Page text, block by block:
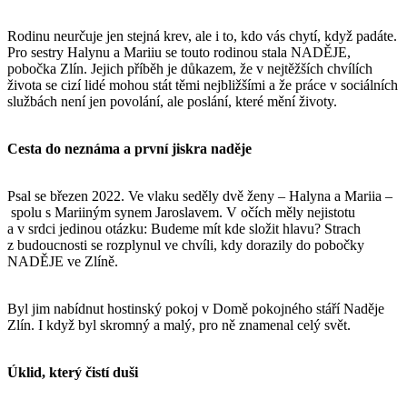
Rodinu neurčuje jen stejná krev, ale i to, kdo vás chytí, když padáte.
Pro sestry Halynu a Mariiu se touto rodinou stala NADĚJE,
pobočka Zlín. Jejich příběh je důkazem, že v nejtěžších chvílích
života se cizí lidé mohou stát těmi nejbližšími a že práce v sociálních
službách není jen povolání, ale poslání, které mění životy.
Cesta do neznáma a první jiskra naděje
Psal se březen 2022. Ve vlaku seděly dvě ženy – Halyna a Mariia –
spolu s Mariiným synem Jaroslavem. V očích měly nejistotu
a v srdci jedinou otázku: Budeme mít kde složit hlavu? Strach
z budoucnosti se rozplynul ve chvíli, kdy dorazily do pobočky
NADĚJE ve Zlíně.
Byl jim nabídnut hostinský pokoj v Domě pokojného stáří Naděje
Zlín. I když byl skromný a malý, pro ně znamenal celý svět.
Úklid, který čistí duši